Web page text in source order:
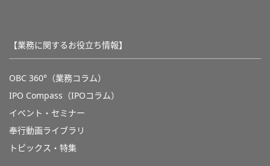
【業務に関するお役立ち情報】
OBC 360°（業務コラム）
IPO Compass（IPOコラム）
イベント・セミナー
奉行動画ライブラリ
トピックス・特集